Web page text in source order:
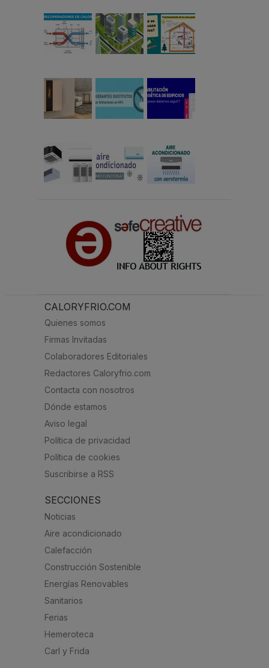
CALORYFRIO.COM
Quienes somos
Firmas Invitadas
Colaboradores Editoriales
Redactores Caloryfrio.com
Contacta con nosotros
Dónde estamos
Aviso legal
Política de privacidad
Política de cookies
Suscribirse a RSS
SECCIONES
Noticias
Aire acondicionado
Calefacción
Construcción Sostenible
Energías Renovables
Sanitarios
Ferias
Hemeroteca
Carl y Frida